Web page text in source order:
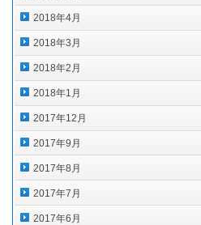
2018年4月
2018年3月
2018年2月
2018年1月
2017年12月
2017年9月
2017年8月
2017年7月
2017年6月